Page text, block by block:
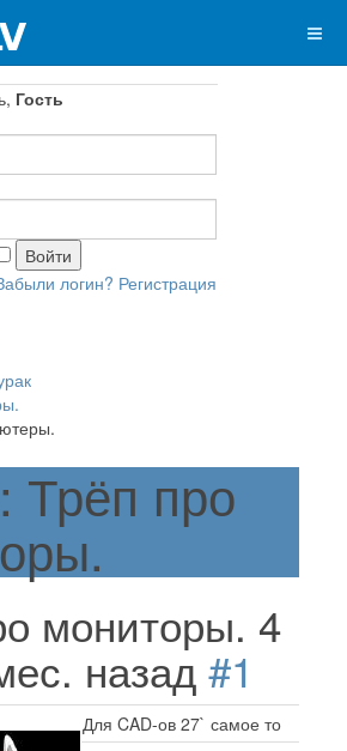
Гость
логин? Регистрация
про
мониторы. 4
назад #1
Для CAD-ов 27` самое то